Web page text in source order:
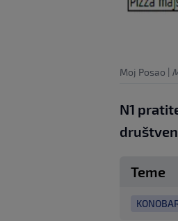
Moj Posao |
N1
Teme